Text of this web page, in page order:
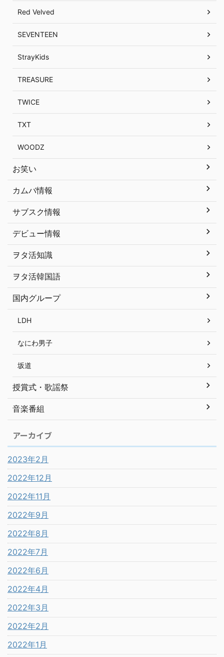
Red Velved
SEVENTEEN
StrayKids
TREASURE
TWICE
TXT
WOODZ
お笑い
カムバ情報
サブスク情報
デビュー情報
ヲタ活知識
ヲタ活韓国語
国内グループ
LDH
なにわ男子
坂道
授賞式・歌謡祭
音楽番組
アーカイブ
2023年2月
2022年12月
2022年11月
2022年9月
2022年8月
2022年7月
2022年6月
2022年4月
2022年3月
2022年2月
2022年1月